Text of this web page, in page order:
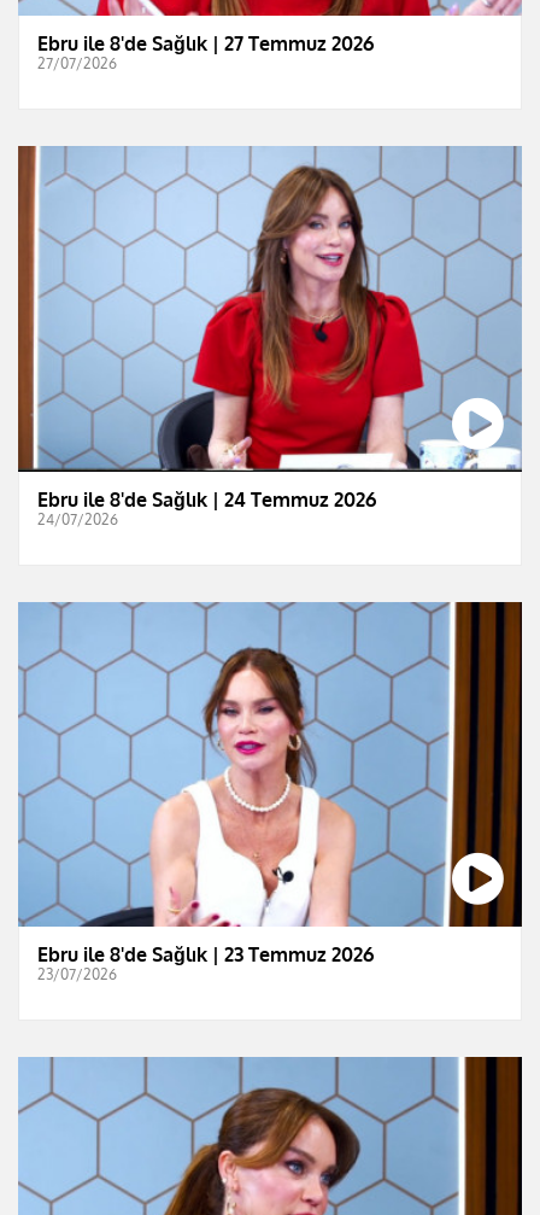
Ebru ile 8'de Sağlık | 27 Temmuz 2026
27/07/2026
Ebru ile 8'de Sağlık | 24 Temmuz 2026
24/07/2026
Ebru ile 8'de Sağlık | 23 Temmuz 2026
23/07/2026